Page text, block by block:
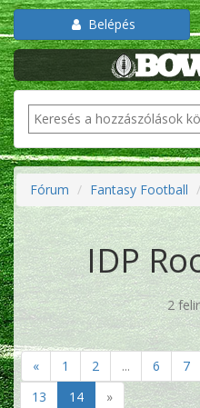
Belépés
Fórum Fantasy Football
IDP
2
« 1 2 ... 6 7
13
14 »